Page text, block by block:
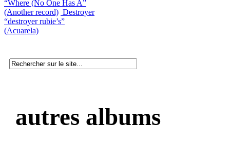
“Where (No One Has A”
(Another record) Destroyer
“destroyer rubie’s”
(Acuarela)
autres albums